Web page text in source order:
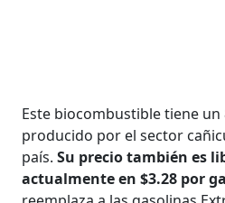
Este biocombustible tiene un
producido por el sector
país.Su precio también es
actualmente en $3.28 por